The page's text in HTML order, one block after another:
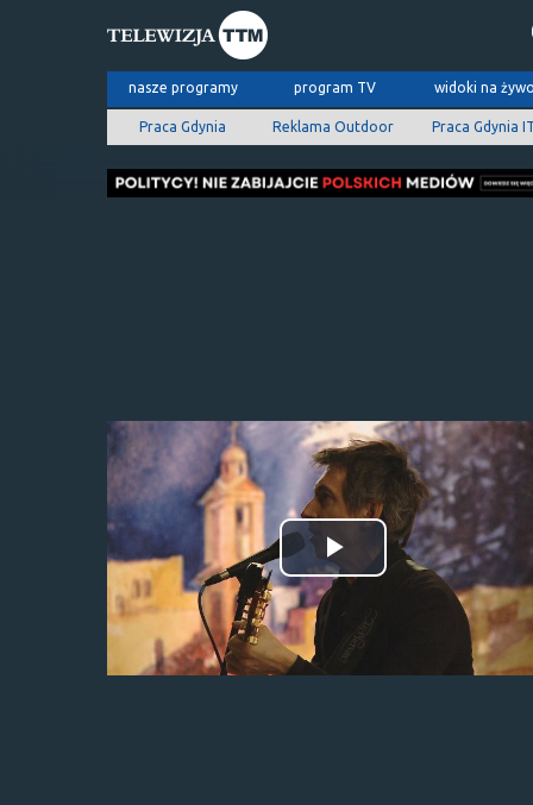
nasze programy program TV widoki na
Praca Gdynia Reklama Outdoor Praca Gdynia
Odtwórz
wideo